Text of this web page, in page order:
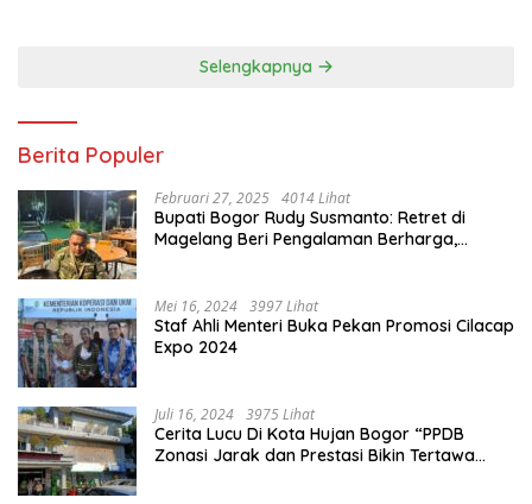
Selengkapnya
Berita Populer
Februari 27, 2025 4014 Lihat
Bupati Bogor Rudy Susmanto: Retret di
Magelang Beri Pengalaman Berharga,
Mei 16, 2024 3997 Lihat
Staf Ahli Menteri Buka Pekan Promosi Cilacap
Expo 2024
Juli 16, 2024 3975 Lihat
Cerita Lucu Di Kota Hujan Bogor “PPDB
Zonasi Jarak dan Prestasi Bikin Tertawa